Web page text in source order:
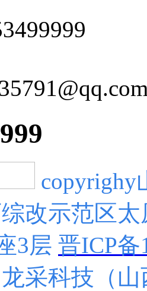
改示范区
3层 晋ICP备
采科技（